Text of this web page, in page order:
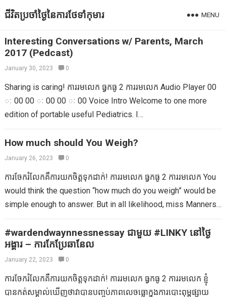
ជីវិតប្រចាំថ្ងៃនៃការថែទាំកុមារ MENU
Interesting Conversations w/ Parents, March
2017 (Pedcast)
January 30, 2023 0
Sharing is caring! ការរមលេក ធ្វកធូ 2 ការរមលេក Audio Player 00
ៈ 00 00 ៈ 00 00 ៈ 00 Voice Intro Welcome to one more
edition of portable useful Pediatrics. I…
How much should You Weigh?
January 26, 2023 0
ការចែករំលែកគឺការយកចិត្តទុកដាក់! ការរមលេក ធ្វកធូ 2 ការរមលេក You
would think the question “how much do you weigh” would be
simple enough to answer. But in all likelihood, miss Manners
#wardendwaynnessnessay ជាមួយ #LINKY នៅថ្ងៃ
អង្គារ – ការកែប្រែឆានែល
January 22, 2023 0
ការចែករំលែកគឺការយកចិត្តទុកដាក់! ការរមលេក ធ្វកធូ 2 ការរមលេក ខ្ញុំ
បានកត់សម្គាល់ឃើញថាវាបានបញ្ចប់ភាពលេចធ្លោក្នុងការបោះពុម្ពផ្សាយ